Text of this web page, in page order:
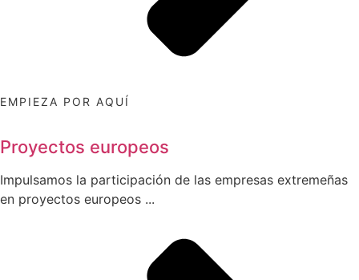
EMPIEZA POR AQUÍ
Proyectos europeos
Impulsamos la participación de las empresas extremeñas
en proyectos europeos ...